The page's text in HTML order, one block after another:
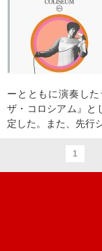
ーとともに演奏し
ザ・コロシアム』と
定した。また、先行
1